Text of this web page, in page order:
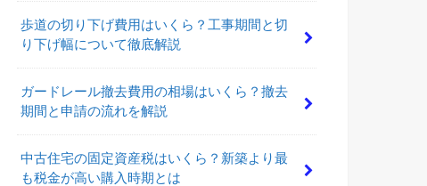
歩道の切り下げ費用はいくら？工事期間と切
り下げ幅について徹底解説
ガードレール撤去費用の相場はいくら？撤去
期間と申請の流れを解説
中古住宅の固定資産税はいくら？新築より最
も税金が高い購入時期とは